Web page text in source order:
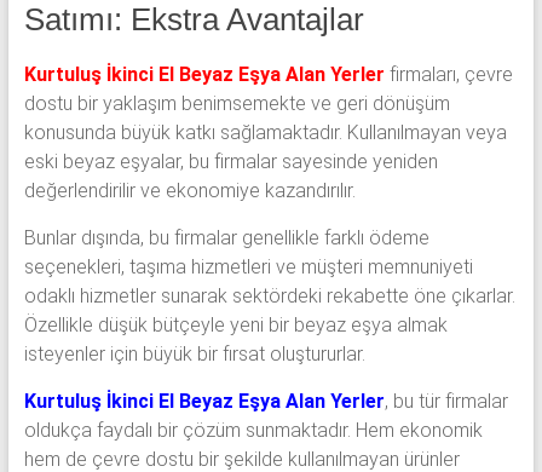
Satımı: Ekstra Avantajlar
Kurtuluş İkinci El Beyaz Eşya Alan Yerler firmaları, çevre
dostu bir yaklaşım benimsemekte ve geri dönüşüm
konusunda büyük katkı sağlamaktadır. Kullanılmayan veya
eski beyaz eşyalar, bu firmalar sayesinde yeniden
değerlendirilir ve ekonomiye kazandırılır.
Bunlar dışında, bu firmalar genellikle farklı ödeme
seçenekleri, taşıma hizmetleri ve müşteri memnuniyeti
odaklı hizmetler sunarak sektördeki rekabette öne çıkarlar.
Özellikle düşük bütçeyle yeni bir beyaz eşya almak
isteyenler için büyük bir fırsat oluştururlar.
Kurtuluş İkinci El Beyaz Eşya Alan Yerler, bu tür firmalar
oldukça faydalı bir çözüm sunmaktadır. Hem ekonomik
hem de çevre dostu bir şekilde kullanılmayan ürünler